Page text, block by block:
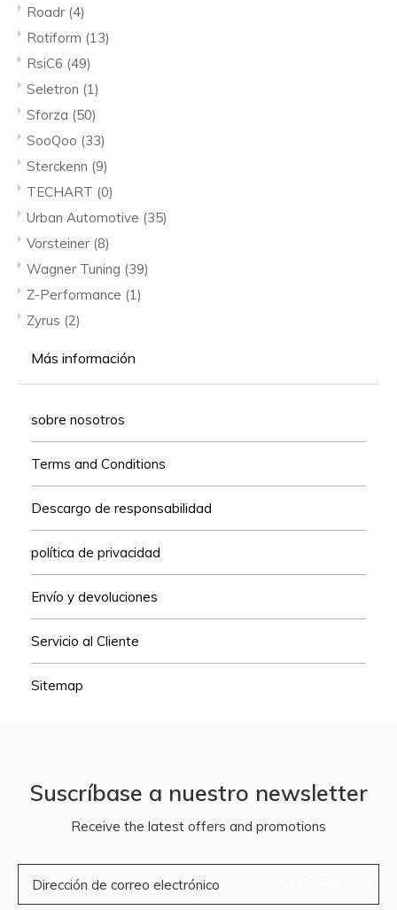
Roadr (4)
Rotiform (13)
RsiC6 (49)
Seletron (1)
Sforza (50)
SooQoo (33)
Sterckenn (9)
TECHART (0)
Urban Automotive (35)
Vorsteiner (8)
Wagner Tuning (39)
Z-Performance (1)
Zyrus (2)
Más información
sobre nosotros
Terms and Conditions
Descargo de responsabilidad
política de privacidad
Envío y devoluciones
Servicio al Cliente
Sitemap
Suscríbase a nuestro newsletter
Receive the latest offers and promotions